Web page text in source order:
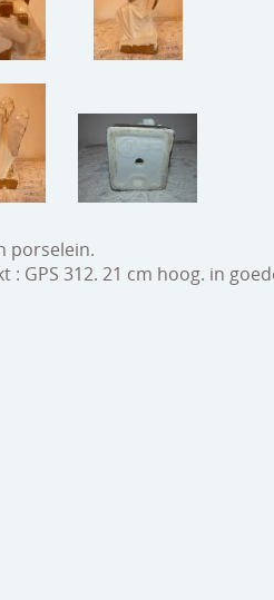
porselein.
: GPS 312. 21 cm hoog. in